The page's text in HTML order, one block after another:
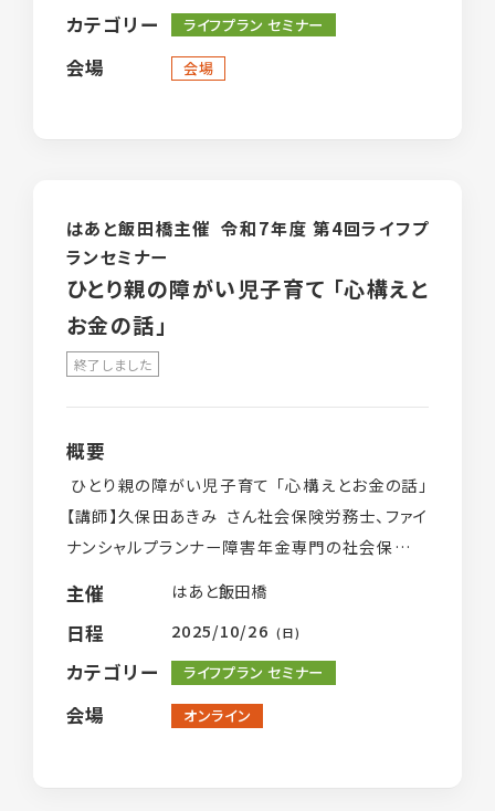
はあとライン
はあと通信
とぼきょう無料職業紹介所
はあとリーフレット
ひとり親インタビュー
就活用スーツレンタル
家庭庁)
くらし応援ナビTokyo
ご相談はこちら
カテゴリー ライフプラン セミナー
会場 会場
はあと飯田橋主催 令和7年度 第4回ライフプ
ランセミナー
ひとり親の障がい児子育て 「心構えと
お金の話」
終了しました
概要
ひとり親の障がい児子育て 「心構えとお金の話」
【講師】久保田あきみ さん社会保険労務士、ファイ
ナンシャルプランナー障害年金専門の社会保険労
務士であり金融商品を売らない独立系ファイナン
シャルプランナー。専業 […]
主催 はあと飯田橋
日程 2025/10/26 (日)
カテゴリー ライフプラン セミナー
会場 オンライン